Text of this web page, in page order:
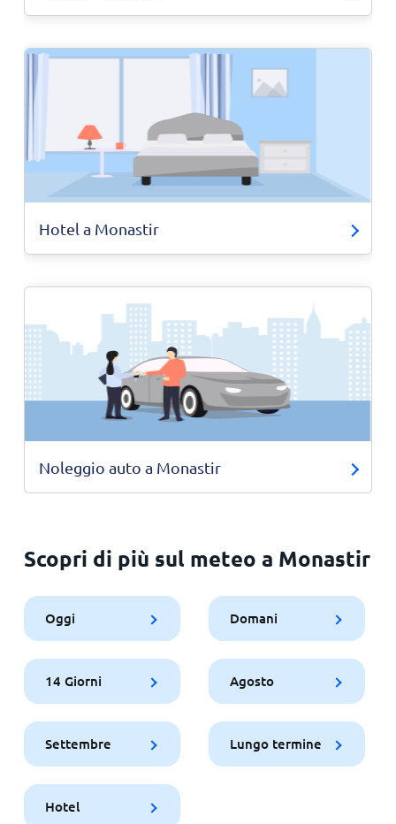
Hotel a Monastir
Noleggio auto a Monastir
Scopri di più sul meteo a Monastir
Oggi Domani
14 Giorni Agosto
Settembre Lungo termine
Hotel